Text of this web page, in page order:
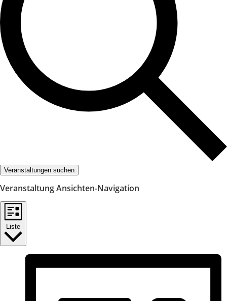
Veranstaltungen suchen
Veranstaltung Ansichten-Navigation
Liste